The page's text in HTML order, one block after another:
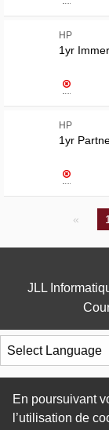
En poursuivant
l’utilisation de
HP
1yr
HP
1
JLL